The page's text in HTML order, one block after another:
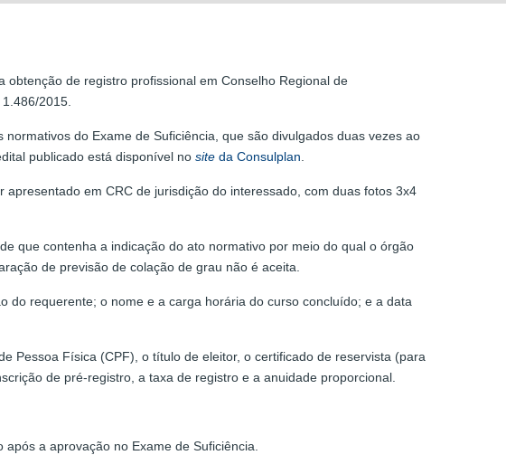
de registro profissional em Conselho Regional de
2015.
do Exame de Suficiência, que são divulgados duas vezes ao
publicado está disponível no site da Consulplan.
apresentado em CRC de jurisdição do interessado, com duas fotos 3x4
que contenha a indicação do ato normativo por meio do qual o órgão
de previsão de colação de grau não é aceita.
do requerente; o nome e a carga horária do curso concluído; e a data
Pessoa Física (CPF), o título de eleitor, o certificado de reservista (para
de pré-registro, a taxa de registro e a anuidade proporcional.
a aprovação no Exame de Suficiência.